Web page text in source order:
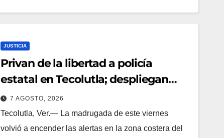
JUSTICIA
Privan de la libertad a policía
estatal en Tecolutla; despliegan
operativo para localizarlo
7 AGOSTO, 2026
Tecolutla, Ver.— La madrugada de este viernes
volvió a encender las alertas en la zona costera del